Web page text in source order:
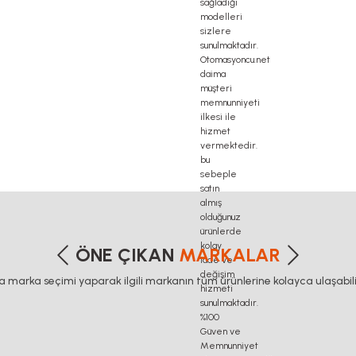
haberleşme kablosu, delta plc fiyat, konveyör bant, kramiyer dişli, mantar stop,
profil, 3d printer elektronik kit, 3d printer kit, 3d yazıcı fiyat, 40mm indüksiyonlu mil
Bu ürüne ilk yorumu siz yapın!
Yorum Yaz
gördüğünüz noktaları öneri formunu kullanarak tarafımıza iletebilirsiniz.
ÖNE ÇIKAN MARKALAR
marka seçimi yaparak ilgili markanın tüm ürünlerine kolayca